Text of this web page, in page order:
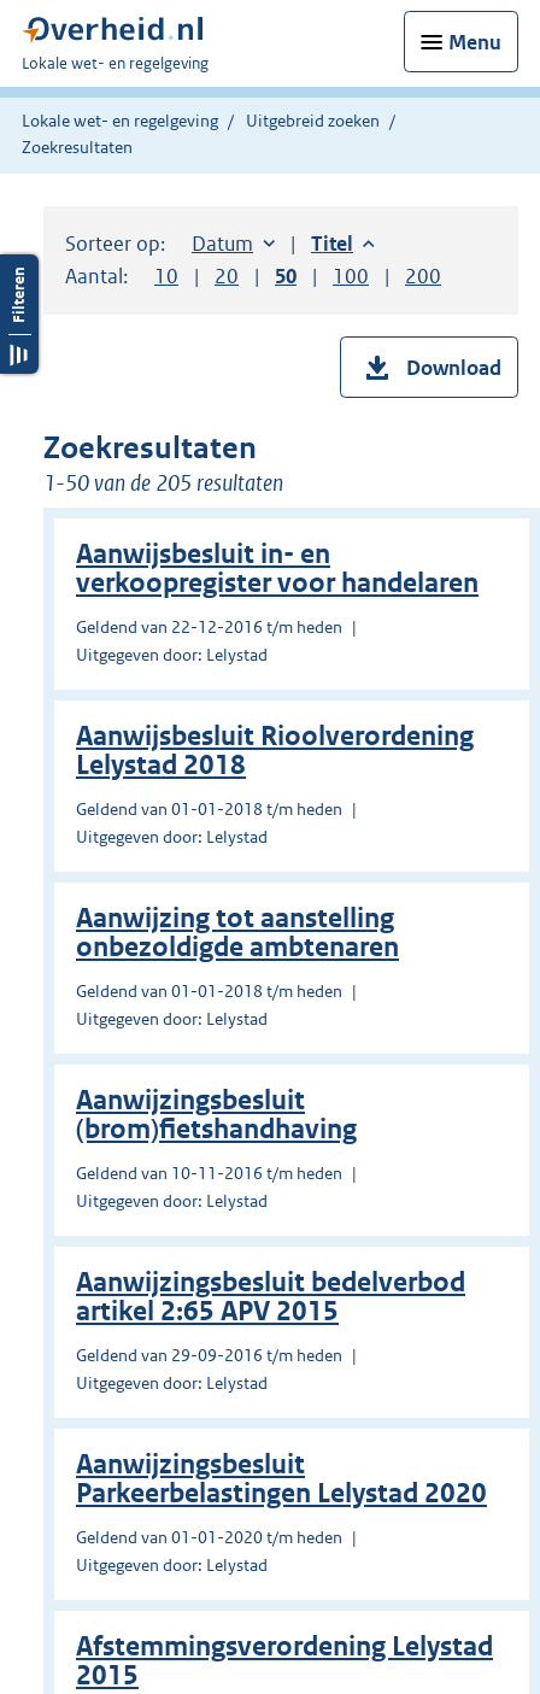
Menu
U
bent
hier:
Lokale wet- en regelgeving
Lokale wet- en regelgeving
Uitgebreid zoeken
Zoekresultaten
Sorteer op: Sorteer op:
Datum aflopendSorteer op:
Titel aflopend
Aantal:
Toon
10 resultaten per pagina
Toon
20 resultaten per pagina
Toon
50 resultaten per pagina
Toon
100 resultaten per
Toon
200
Download
Zoekresultaten
1-50 van de 205 resultaten
Aanwijsbesluit in- en
verkoopregister voor handelaren
Geldend van 22-12-2016 t/m heden
Uitgegeven door: Lelystad
Aanwijsbesluit Rioolverordening
Lelystad 2018
Geldend van 01-01-2018 t/m heden
Uitgegeven door: Lelystad
Aanwijzing tot aanstelling
onbezoldigde ambtenaren
Geldend van 01-01-2018 t/m heden
Uitgegeven door: Lelystad
Aanwijzingsbesluit
(brom)fietshandhaving
Geldend van 10-11-2016 t/m heden
Uitgegeven door: Lelystad
Aanwijzingsbesluit bedelverbod
artikel 2:65 APV 2015
Geldend van 29-09-2016 t/m heden
Uitgegeven door: Lelystad
Aanwijzingsbesluit
Parkeerbelastingen Lelystad 2020
Geldend van 01-01-2020 t/m heden
Uitgegeven door: Lelystad
Afstemmingsverordening Lelystad
2015